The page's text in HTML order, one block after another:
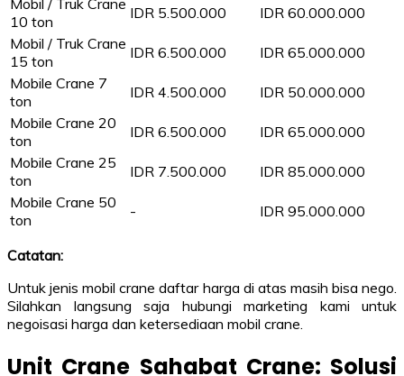
10 ton
IDR 5.500.000
IDR 60.000.000
Mobil / Truk Crane
15 ton
IDR 6.500.000
IDR 65.000.000
Mobile Crane 7
ton
IDR 4.500.000
IDR 50.000.000
Mobile Crane 20
ton
IDR 6.500.000
IDR 65.000.000
Mobile Crane 25
ton
IDR 7.500.000
IDR 85.000.000
Mobile Crane 50
ton
- IDR 95.000.000
Catatan:
Untuk jenis mobil crane daftar harga di atas masih bisa nego.
Silahkan langsung saja hubungi marketing kami untuk
negoisasi harga dan ketersediaan mobil crane.
Unit Crane Sahabat Crane: Solusi